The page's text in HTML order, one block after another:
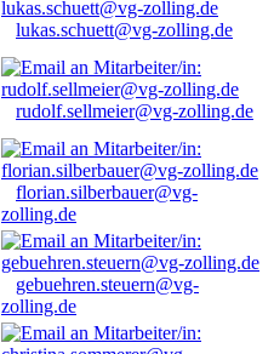
lukas.schuett@vg-zolling.de
rudolf.sellmeier@vg-zolling.de
florian.silberbauer@vg-
zolling.de
gebuehren.steuern@vg-
zolling.de